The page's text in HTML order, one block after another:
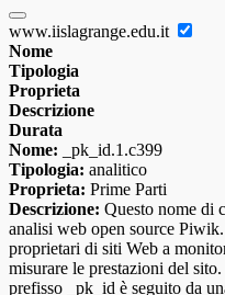
www.iislagrange.edu.it
Nome
Tipologia
Proprieta
Descrizione
Durata
Nome: _pk_id.1.c399
Tipologia: analitico
Proprieta: Prime Parti
Descrizione: Questo nome di
analisi web open source
proprietari di siti Web a
misurare le prestazioni del
prefisso _pk_id è seguito da